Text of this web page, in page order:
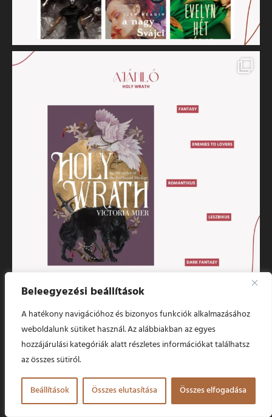
Beleegyezési beállítások
A hatékony navigációhoz és bizonyos funkciók alkalmazásához
weboldalunk sütiket használ. Az alábbiakban az egyes
hozzájárulási kategóriák alatt részletes információkat találhatsz
az összes sütiról.
Beállítások Összes elutasítása Összes elfogadása